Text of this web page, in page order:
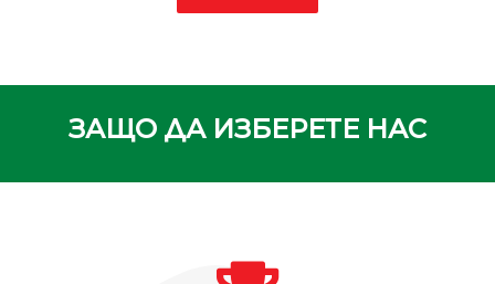
ЗАЩО ДА ИЗБЕРЕТЕ НАС